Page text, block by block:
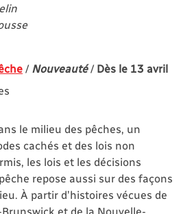
/ Nouveauté/Dès le 13 avril
le milieu des pêches, un
cachés et des lois non
les lois et les décisions
repose aussi sur des façons
À partir d’histoires vécues de
et de la Nouvelle-